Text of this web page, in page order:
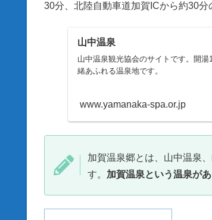
30分、北陸自動車道加賀ICから約30分
山中温泉
山中温泉観光協会のサイトです。開
緒あふれる温泉地です。
www.yamanaka-spa.or.jp
加賀温泉郷とは、山中温泉
す。 加賀温泉という温泉が